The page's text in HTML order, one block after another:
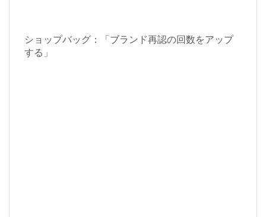
ショップバッグ：「ブランド再認の回数をアップ
する」